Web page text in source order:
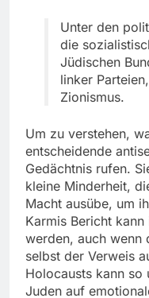
Unter den
die
Jüdischen
linker
Zionismus.
Um zu verstehen,
entscheidende
Gedächtnis rufen.
kleine Minderheit,
Macht ausübe, um
Karmis Bericht
werden, auch wenn
selbst der Verweis
Holocausts kann so
Juden auf